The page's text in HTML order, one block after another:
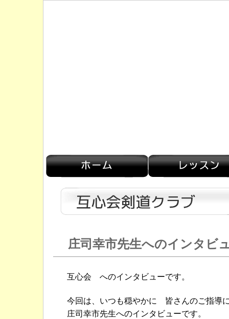
庄司幸市先生へのインタビ
互心会 へのインタビューです。
今回は、いつも穏やかに 皆さんのご指導
庄司幸市先生へのインタビューです。